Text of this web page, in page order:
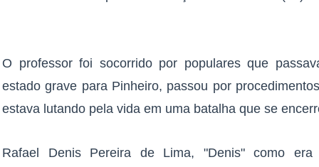
O professor foi socorrido por populares que
estado grave para Pinheiro, passou por
estava lutando pela vida em uma batalha que se
Rafael Denis Pereira de Lima, "Denis" como